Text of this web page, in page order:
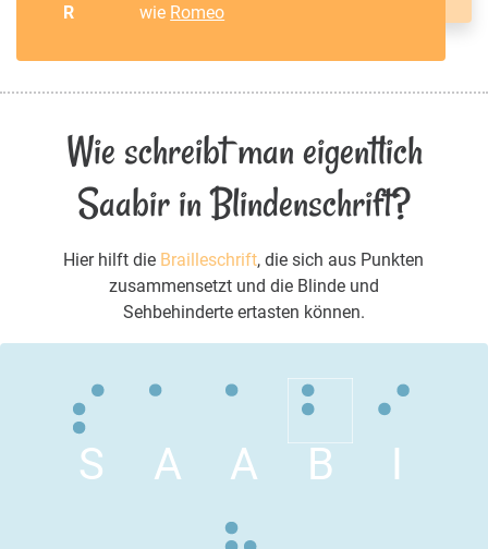
R
wie Romeo
Wie schreibt man eigentlich
Saabir in Blindenschrift?
Hier hilft die Brailleschrift, die sich aus Punkten
zusammensetzt und die Blinde und
Sehbehinderte ertasten können.
S A A B I